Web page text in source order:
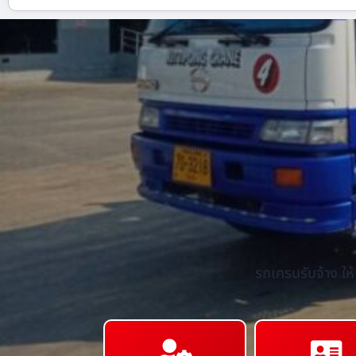
รถเครนรับจ้าง